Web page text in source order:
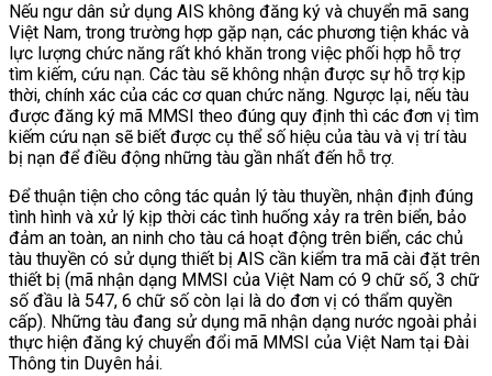
Nếu ngư dân sử dụng AIS không đăng ký và chuyển mã sang
Việt Nam, trong trường hợp gặp nạn, các phương tiện khác và
lực lượng chức năng rất khó khăn trong việc phối hợp hỗ trợ
tìm kiếm, cứu nạn. Các tàu sẽ không nhận được sự hỗ trợ kịp
thời, chính xác của các cơ quan chức năng. Ngược lại, nếu tàu
được đăng ký mã MMSI theo đúng quy định thì các đơn vị tìm
kiếm cứu nạn sẽ biết được cụ thể số hiệu của tàu và vị trí tàu
bị nạn để điều động những tàu gần nhất đến hỗ trợ.
Để thuận tiện cho công tác quản lý tàu thuyền, nhận định đúng
tình hình và xử lý kịp thời các tình huống xảy ra trên biển, bảo
đảm an toàn, an ninh cho tàu cá hoạt động trên biển, các chủ
tàu thuyền có sử dụng thiết bị AIS cần kiểm tra mã cài đặt trên
thiết bị (mã nhận dạng MMSI của Việt Nam có 9 chữ số, 3 chữ
số đầu là 547, 6 chữ số còn lại là do đơn vị có thẩm quyền
cấp). Những tàu đang sử dụng mã nhận dạng nước ngoài phải
thực hiện đăng ký chuyển đổi mã MMSI của Việt Nam tại Đài
Thông tin Duyên hải.